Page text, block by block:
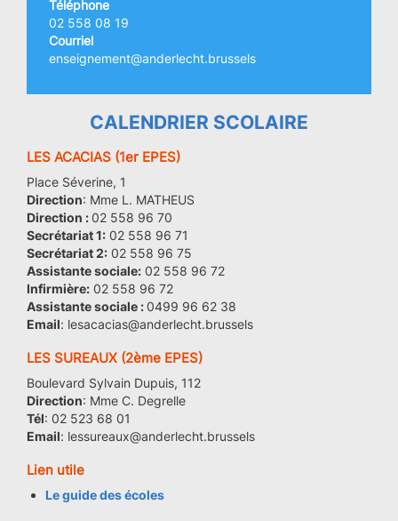
Téléphone
02 558 08 19
Courriel
enseignement@anderlecht.brussels
CALENDRIER SCOLAIRE
LES ACACIAS (1er EPES)
Place Séverine, 1
Direction: Mme L. MATHEUS
Direction :02 558 96 70
Secrétariat 1: 02 558 96 71
Secrétariat 2: 02 558 96 75
Assistante sociale: 02 558 96 72
Infirmière: 02 558 96 72
Assistante sociale :0499 96 62 38
Email: lesacacias@anderlecht.brussels
LES SUREAUX (2ème EPES)
Boulevard Sylvain Dupuis, 112
Direction: Mme C. Degrelle
Tél: 02 523 68 01
Email: lessureaux@anderlecht.brussels
Lien utile
Le guide des écoles